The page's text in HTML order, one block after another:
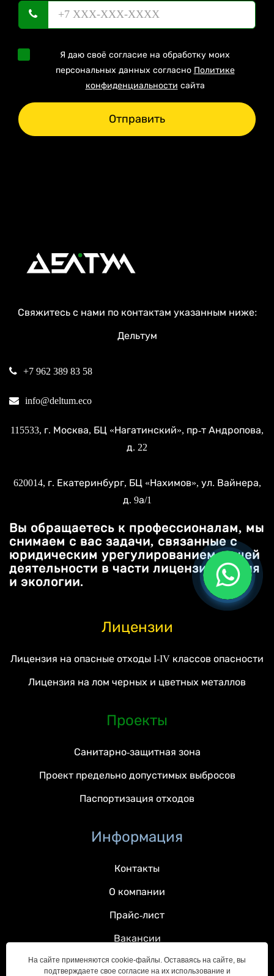
Я даю своё согласие на обработку моих
персональных данных согласно Политике
конфиденциальности сайта
Отправить
Свяжитесь с нами по контактам указанным ниже:
Дельтум
+7 962 389 83 58
info@deltum.eco
115533, г. Москва, БЦ «Нагатинский», пр-т Андропова,
д. 22
620014, г. Екатеринбург, БЦ «Нахимов», ул. Вайнера,
д. 9а/1
Вы обращаетесь к профессионалам, мы
снимаем с вас задачи, связанные с
юридическим урегулированием вашей
деятельности в части лицензирования
и экологии.
Лицензии
Лицензия на опасные отходы I-IV классов опасности
Лицензия на лом черных и цветных металлов
Проекты
Санитарно-защитная зона
Проект предельно допустимых выбросов
Паспортизация отходов
Информация
Контакты
О компании
Прайс-лист
Вакансии
На сайте применяются cookie-файлы. Оставаясь на сайте, вы
подтверждаете свое согласие на их использование и